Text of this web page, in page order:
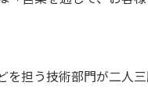
担う技術部門が二人